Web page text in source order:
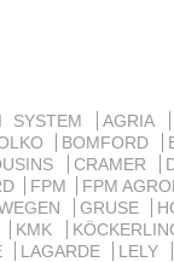
SYSTEM
AGRIA
BOMFORD
CRAMER
FPM
FPM
GRUSE
KMK
LAGARDE
LELY